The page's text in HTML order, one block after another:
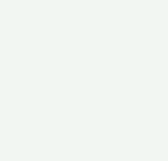
- Phường Từ Liêm -